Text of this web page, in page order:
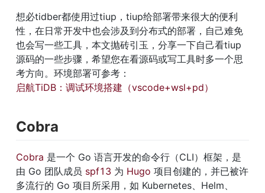
想必tidber都使用过tiup，tiup给部署带来很大的便利
性，在日常开发中也会涉及到分布式的部署，自己难免
也会写一些工具，本文抛砖引玉，分享一下自己看tiup
源码的一些步骤，希望您在看源码或写工具时多一个思
考方向。环境部署可参考：
启航TiDB：调试环境搭建（vscode+wsl+pd）
Cobra
Cobra 是一个 Go 语言开发的命令行（CLI）框架，是
由 Go 团队成员 spf13 为 Hugo 项目创建的，并已被许
多流行的 Go 项目所采用，如 Kubernetes、Helm、